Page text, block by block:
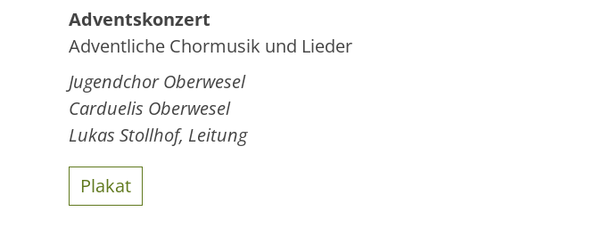
Adventskonzert
Adventliche Chormusik und Lieder
Jugendchor Oberwesel
Carduelis Oberwesel
Lukas Stollhof, Leitung
Plakat